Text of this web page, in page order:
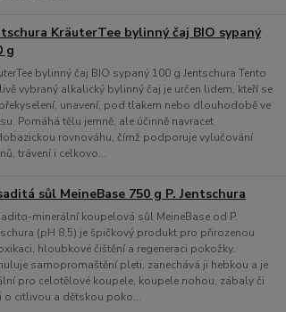
KräuterTee bylinný čaj BIO sypaný
g
bylinný čaj BIO sypaný 100 g Jentschura Tento
vybraný alkalický bylinný čaj je určen lidem, kteří se
unavení, pod tlakem nebo dlouhodobě ve
Pomáhá tělu jemně, ale účinně navracet
rovnováhu, čímž podporuje vylučování
trávení i celkovo...
sůl MeineBase 750 g P. Jentschura
minerální koupelová sůl MeineBase od P.
(pH 8,5) je špičkový produkt pro přirozenou
hloubkové čištění a regeneraci pokožky.
samopromaštění pleti, zanechává ji hebkou a je
pro celotělové koupele, koupele nohou, zábaly či
o citlivou a dětskou poko...